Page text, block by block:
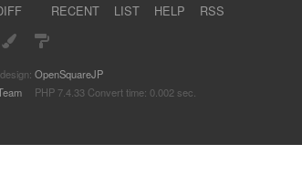
RECENT LIST HELP RSS
OpenSquareJP
PHP 7.4.33 Convert time: 0.002 sec.